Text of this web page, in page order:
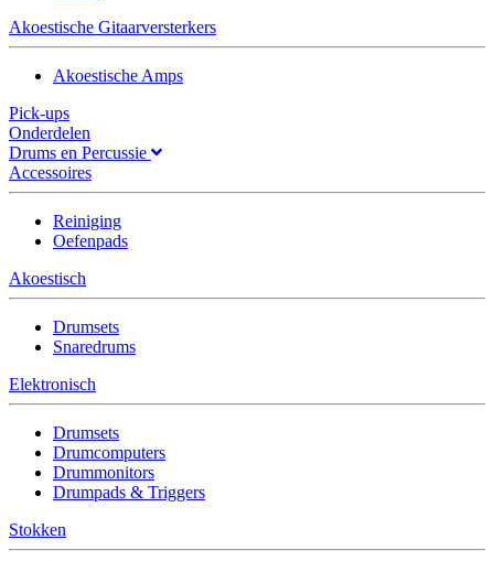
Akoestische Gitaarversterkers
Akoestische Amps
Pick-ups
Onderdelen
Drums en Percussie
Accessoires
Reiniging
Oefenpads
Akoestisch
Drumsets
Snaredrums
Elektronisch
Drumsets
Drumcomputers
Drummonitors
Drumpads & Triggers
Stokken